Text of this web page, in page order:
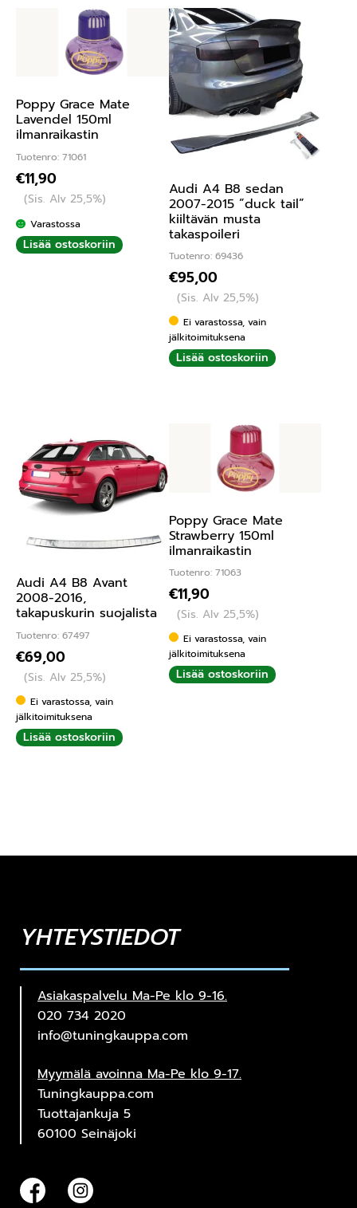
Poppy Grace Mate
Lavendel 150ml
ilmanraikastin
Tuotenro: 71061
€11,90
(Sis. Alv 25,5%)
Varastossa
Lisää ostoskoriin
Audi A4 B8 sedan
2007-2015 ”duck tail”
kiiltävän musta
takaspoileri
Tuotenro: 69436
€95,00
(Sis. Alv 25,5%)
Ei varastossa, vain
jälkitoimituksena
Lisää ostoskoriin
Audi A4 B8 Avant
2008-2016,
takapuskurin suojalista
Tuotenro: 67497
€69,00
(Sis. Alv 25,5%)
Ei varastossa, vain
jälkitoimituksena
Lisää ostoskoriin
Poppy Grace Mate
Strawberry 150ml
ilmanraikastin
Tuotenro: 71063
€11,90
(Sis. Alv 25,5%)
Ei varastossa, vain
jälkitoimituksena
Lisää ostoskoriin
YHTEYSTIEDOT
Asiakaspalvelu Ma-Pe klo 9-16.
020 734 2020
info@tuningkauppa.com
Myymälä avoinna Ma-Pe klo 9-17.
Tuningkauppa.com
Tuottajankuja 5
60100 Seinäjoki